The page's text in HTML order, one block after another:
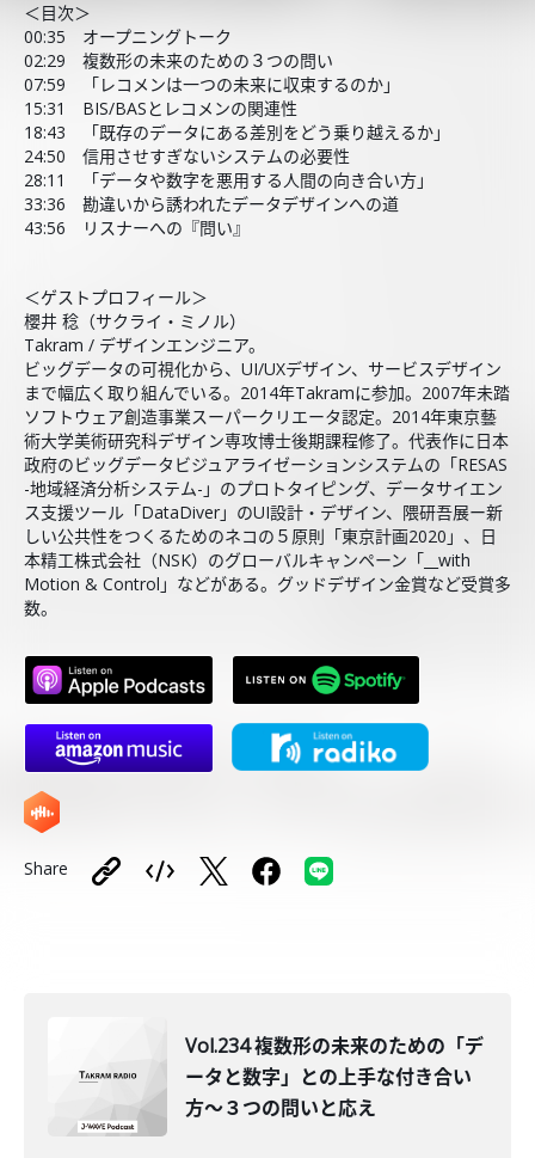
＜目次＞
00:35 オープニングトーク
02:29 複数形の未来のための３つの問い
07:59 「レコメンは一つの未来に収束するのか」
15:31 BIS/BASとレコメンの関連性
18:43 「既存のデータにある差別をどう乗り越えるか」
24:50 信用させすぎないシステムの必要性
28:11 「データや数字を悪用する人間の向き合い方」
33:36 勘違いから誘われたデータデザインへの道
43:56 リスナーへの『問い』
＜ゲストプロフィール＞
櫻井 稔（サクライ・ミノル）
Takram / デザインエンジニア。
ビッグデータの可視化から、UI/UXデザイン、サービスデザイン
まで幅広く取り組んでいる。2014年Takramに参加。2007年未踏
ソフトウェア創造事業スーパークリエータ認定。2014年東京藝
術大学美術研究科デザイン専攻博士後期課程修了。代表作に日本
政府のビッグデータビジュアライゼーションシステムの「RESAS
-地域経済分析システム-」のプロトタイピング、データサイエン
ス支援ツール「DataDiver」のUI設計・デザイン、隈研吾展ー新
しい公共性をつくるためのネコの５原則「東京計画2020」、日
本精工株式会社（NSK）のグローバルキャンペーン「__with
Motion & Control」などがある。グッドデザイン金賞など受賞多
数。
Share
Vol.234 複数形の未来のための「デ
ータと数字」との上手な付き合い
方〜３つの問いと応え